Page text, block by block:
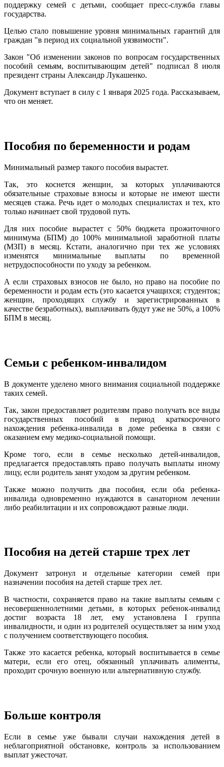
поддержку семей с детьми, сообщает пресс-служба главы
государства.
Целью стало повышение уровня минимальных гарантий для
граждан "в период их социальной уязвимости".
Закон "Об изменении законов по вопросам государственных
пособий семьям, воспитывающим детей" подписал 8 июля
президент страны Александр Лукашенко.
Документ вступает в силу с 1 января 2025 года. Рассказываем,
что он меняет.
Пособия по беременности и родам
Минимальный размер такого пособия вырастет.
Так, это коснется женщин, за которых уплачиваются
обязательные страховые взносы и которые не имеют шести
месяцев стажа. Речь идет о молодых специалистах и тех, кто
только начинает свой трудовой путь.
Для них пособие вырастет с 50% бюджета прожиточного
минимума (БПМ) до 100% минимальной заработной платы
(МЗП) в месяц. Кстати, аналогично при тех же условиях
изменятся минимальные выплаты по временной
нетрудоспособности по уходу за ребенком.
А если страховых взносов не было, но право на пособие по
беременности и родам есть (это касается учащихся; студенток;
женщин, проходящих службу и зарегистрированных в
качестве безработных), выплачивать будут уже не 50%, а 100%
БПМ в месяц.
Семьи с ребенком-инвалидом
В документе уделено много внимания социальной поддержке
таких семей.
Так, закон предоставляет родителям право получать все виды
государственных пособий в период краткосрочного
нахождения ребенка-инвалида в доме ребенка в связи с
оказанием ему медико-социальной помощи.
Кроме того, если в семье несколько детей-инвалидов,
предлагается предоставлять право получать выплаты иному
лицу, если родитель занят уходом за другим ребенком.
Также можно получить два пособия, если оба ребенка-
инвалида одновременно нуждаются в санаторном лечении
либо реабилитации и их сопровождают разные люди.
Пособия на детей старше трех лет
Документ затронул и отдельные категории семей при
назначении пособия на детей старше трех лет.
В частности, сохраняется право на такие выплаты семьям с
несовершеннолетними детьми, в которых ребенок-инвалид
достиг возраста 18 лет, ему установлена I группа
инвалидности, и один из родителей осуществляет за ним уход
с получением соответствующего пособия.
Также это касается ребенка, который воспитывается в семье
матери, если его отец, обязанный уплачивать алименты,
проходит срочную военную или альтернативную службу.
Больше контроля
Если в семье уже бывали случаи нахождения детей в
неблагоприятной обстановке, контроль за использованием
выплат ужесточат.